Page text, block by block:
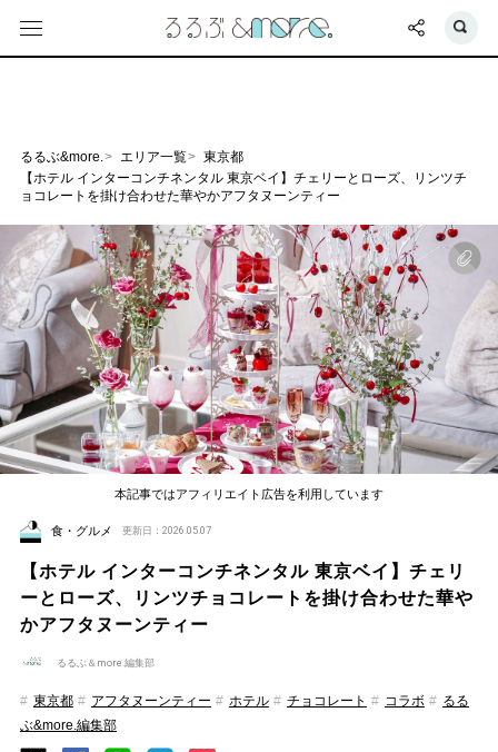
るるぶ&more. エリア一覧
東京都
【ホテル インターコンチネンタル 東京ベイ】チェリーとローズ、リンツチ
ョコレートを掛け合わせた華やかアフタヌーンティー
本記事ではアフィリエイト広告を利用しています
食・グルメ 更新日：2026.05.07
【ホテル インターコンチネンタル 東京ベイ】チェリ
ーとローズ、リンツチョコレートを掛け合わせた華や
かアフタヌーンティー
るるぶ＆more.編集部
東京都 アフタヌーンティー ホテル チョコレート コラボ
るる
ぶ&more.編集部